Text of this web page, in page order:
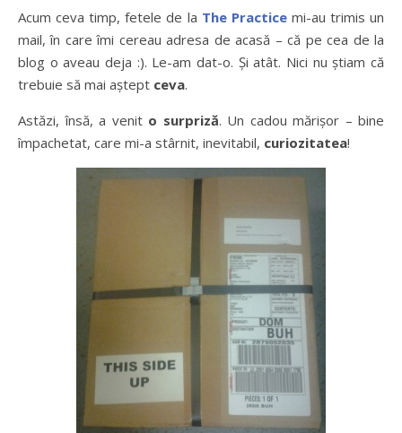
Acum ceva timp, fetele de la The Practicemi-au trimis un
mail, în care îmi cereau adresa de acasă – că pe cea de la
blog o aveau deja :). Le-am dat-o. Și atât. Nici nu știam că
trebuie să mai aștept ceva.
Astăzi, însă, a venito surpriză. Un cadou mărișor – bine
împachetat, care mi-a stârnit, inevitabil, curiozitatea!